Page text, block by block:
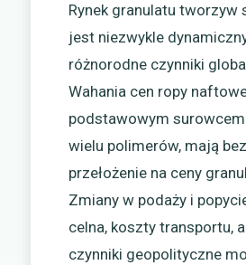
Rynek granulatu tworzyw
jest niezwykle
różnorodne czynniki
Wahania cen ropy
podstawowym
wielu polimerów, mają
przełożenie na ceny
Zmiany w podaży i
celna, koszty transportu,
czynniki geopolityczne